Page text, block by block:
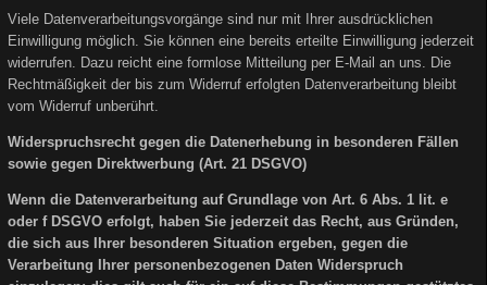
Viele Datenverarbeitungsvorgänge sind nur mit Ihrer ausdrücklichen
Einwilligung möglich. Sie können eine bereits erteilte Einwilligung jederzeit
widerrufen. Dazu reicht eine formlose Mitteilung per E-Mail an uns. Die
Rechtmäßigkeit der bis zum Widerruf erfolgten Datenverarbeitung bleibt
vom Widerruf unberührt.
Widerspruchsrecht gegen die Datenerhebung in besonderen Fällen
sowie gegen Direktwerbung (Art. 21 DSGVO)
Wenn die Datenverarbeitung auf Grundlage von Art. 6 Abs. 1 lit. e
oder f DSGVO erfolgt, haben Sie jederzeit das Recht, aus Gründen,
die sich aus Ihrer besonderen Situation ergeben, gegen die
Verarbeitung Ihrer personenbezogenen Daten Widerspruch